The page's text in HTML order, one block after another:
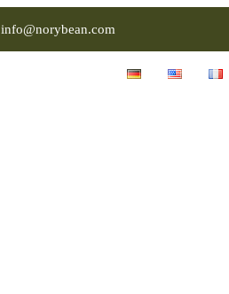
info@norybean.com